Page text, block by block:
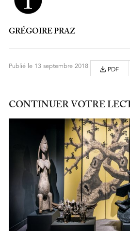
GRÉGOIRE PRAZ
Publié le 13 septembre 2018
PDF
CONTINUER VOTRE